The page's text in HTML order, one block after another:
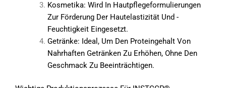
Kosmetika: Wird In Hautpflegeformulierungen
Zur Förderung Der Hautelastizität Und -
Feuchtigkeit Eingesetzt.
Getränke: Ideal, Um Den Proteingehalt Von
Nahrhaften Getränken Zu Erhöhen, Ohne Den
Geschmack Zu Beeinträchtigen.